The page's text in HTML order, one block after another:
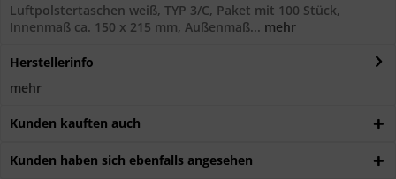
Luftpolstertaschen weiß, TYP 3/C, Paket mit 100 Stück,
Innenmaß ca. 150 x 215 mm, Außenmaß... mehr
Herstellerinfo
mehr
Kunden kauften auch
Kunden haben sich ebenfalls angesehen